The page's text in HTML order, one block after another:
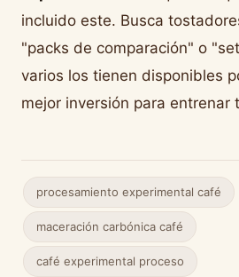
incluido este. Busca
"packs de comparación" o
varios los tienen disponibles
mejor inversión para entrenar
procesamiento experimental café
maceración carbónica café
café experimental proceso